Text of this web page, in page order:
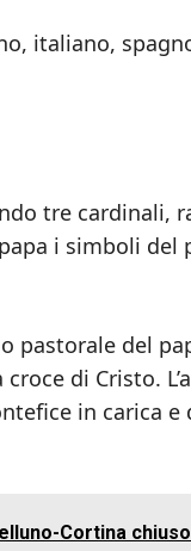
italiano,
tre cardinali,
i simboli
del
di Cristo.
in carica
Cortina